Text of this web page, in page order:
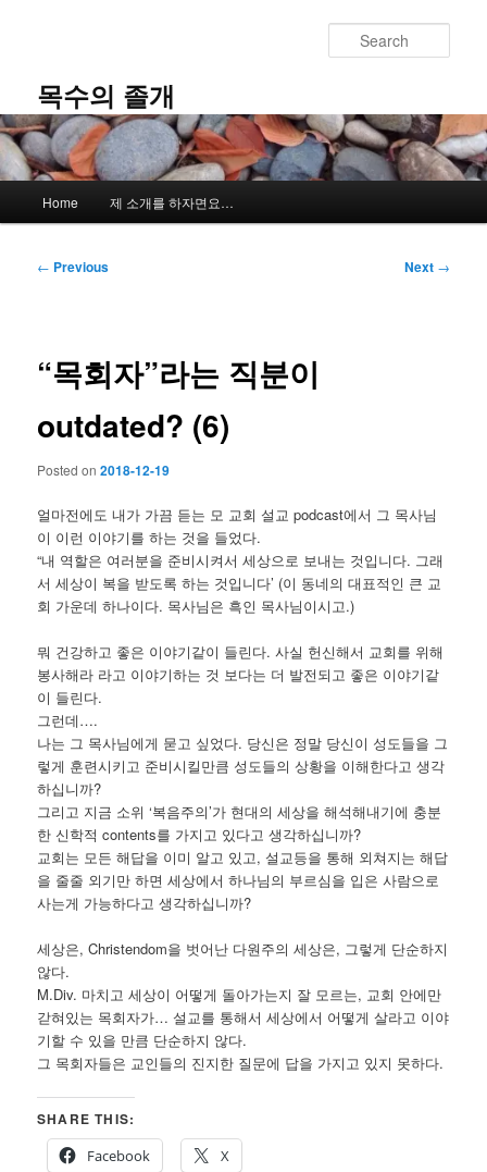
content목수의 졸개
Home 제 소개를 하자면요…
Post
← Previous Next →
“목회자”라는 직분이
outdated? (6)
Posted on2018-12-19
얼마전에도 내가 가끔 듣는 모 교회 설교 podcast에서 그 목사님
이 이런 이야기를 하는 것을 들었다.
“내 역할은 여러분을 준비시켜서 세상으로 보내는 것입니다. 그래
서 세상이 복을 받도록 하는 것입니다’ (이 동네의 대표적인 큰 교
회 가운데 하나이다. 목사님은 흑인 목사님이시고.)
뭐 건강하고 좋은 이야기같이 들린다. 사실 헌신해서 교회를 위해
봉사해라 라고 이야기하는 것 보다는 더 발전되고 좋은 이야기같
이 들린다.
그런데….
나는 그 목사님에게 묻고 싶었다. 당신은 정말 당신이 성도들을 그
렇게 훈련시키고 준비시킬만큼 성도들의 상황을 이해한다고 생각
하십니까?
그리고 지금 소위 ‘복음주의’가 현대의 세상을 해석해내기에 충분
한 신학적 contents를 가지고 있다고 생각하십니까?
교회는 모든 해답을 이미 알고 있고, 설교등을 통해 외쳐지는 해답
을 줄줄 외기만 하면 세상에서 하나님의 부르심을 입은 사람으로
사는게 가능하다고 생각하십니까?
세상은, Christendom을 벗어난 다원주의 세상은, 그렇게 단순하지
않다.
M.Div. 마치고 세상이 어떻게 돌아가는지 잘 모르는, 교회 안에만
갇혀있는 목회자가… 설교를 통해서 세상에서 어떻게 살라고 이야
기할 수 있을 만큼 단순하지 않다.
그 목회자들은 교인들의 진지한 질문에 답을 가지고 있지 못하다.
SHARE THIS:
Facebook
X